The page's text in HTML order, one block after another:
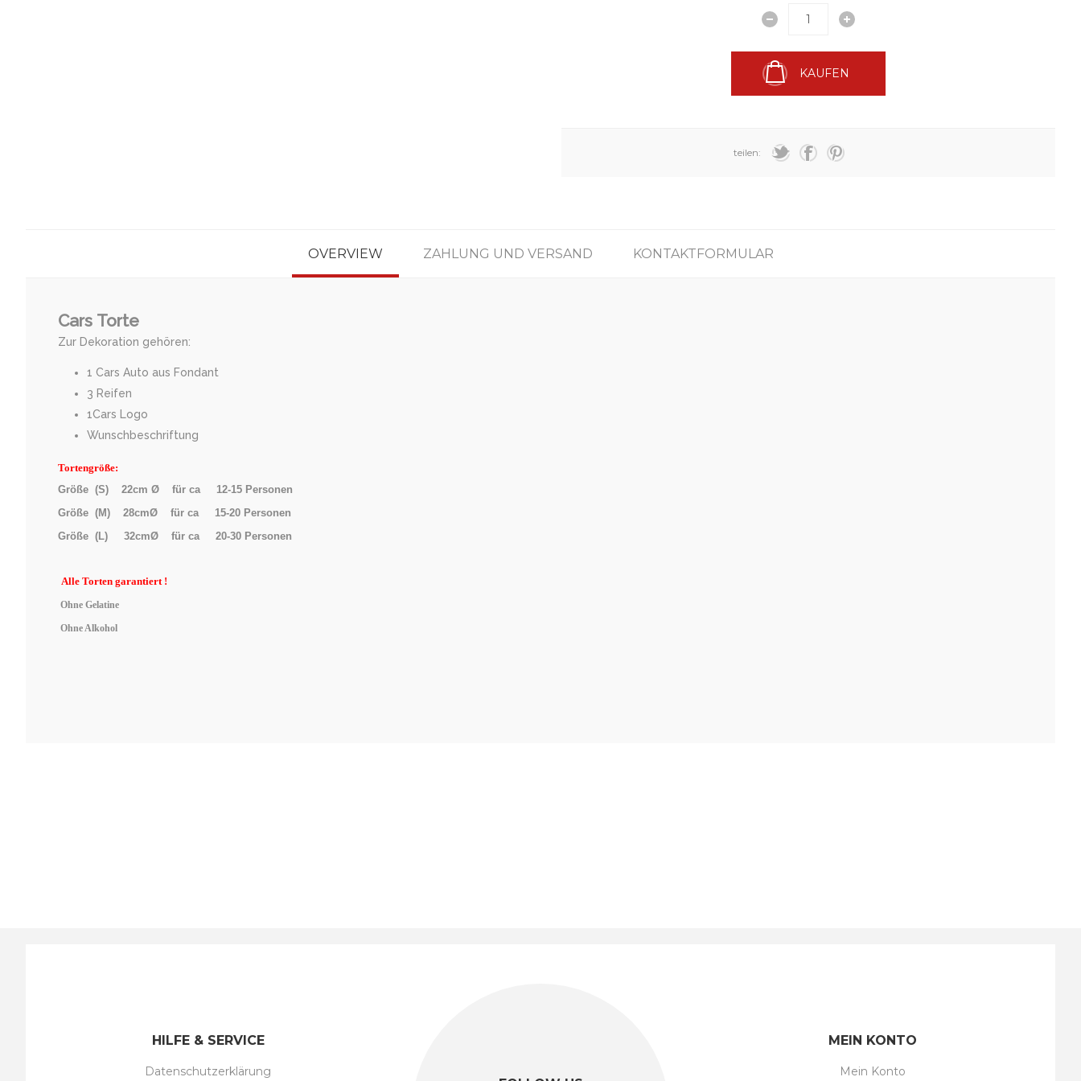
KAUFEN
teilen:
OVERVIEW ZAHLUNG UND VERSAND KONTAKTFORMULAR
Cars Torte
Zur Dekoration gehören:
1 Cars Auto aus Fondant
3 Reifen
1Cars Logo
Wunschbeschriftung
Tortengröße:
Größe (S) 22cm Ø für ca 12-15 Personen
Größe (M) 28cmØ für ca 15-20 Personen
Größe (L) 32cmØ für ca 20-30 Personen
Alle Torten garantiert !
Ohne Gelatine
Ohne Alkohol
HILFE & SERVICE
Datenschutzerklärung
MEIN KONTO
Mein Konto